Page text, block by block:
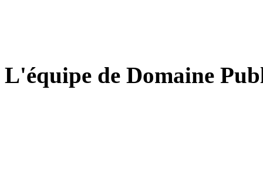
L'équipe de Domaine